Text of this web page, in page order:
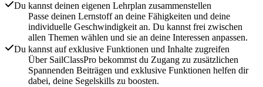
Du kannst deinen eigenen Lehrplan zusammenstellen
Passe deinen Lernstoff an deine Fähigkeiten und deine
individuelle Geschwindigkeit an. Du kannst frei zwischen
allen Themen wählen und sie an deine Interessen anpassen.
Du kannst auf exklusive Funktionen und Inhalte zugreifen
Über SailClassPro bekommst du Zugang zu zusätzlichen
Spannenden Beiträgen und exklusive Funktionen helfen dir
dabei, deine Segelskills zu boosten.